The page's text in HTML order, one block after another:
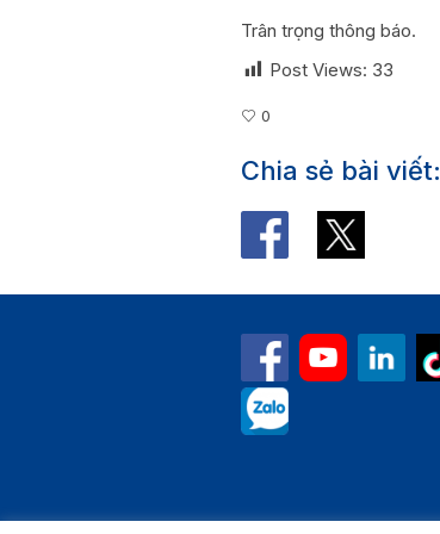
Trân trọng thông báo.
Post Views: 33
0
Chia sẻ bài viết: